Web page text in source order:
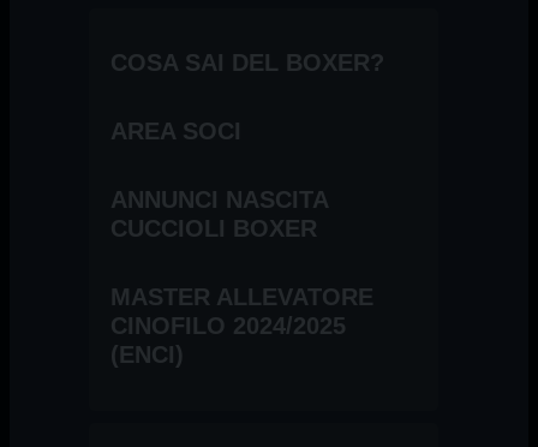
COSA SAI DEL BOXER?
AREA SOCI
ANNUNCI NASCITA
CUCCIOLI BOXER
MASTER ALLEVATORE
CINOFILO 2024/2025
(ENCI)